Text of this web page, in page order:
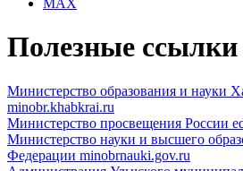
Полезные ссылки
Министерство образования и науки
minobr.khabkrai.ru
Министерство просвещения России
Министерство науки и высшего
Федерации minobrnauki.gov.ru